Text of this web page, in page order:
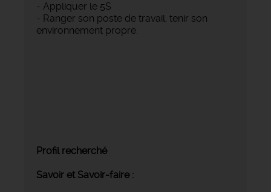
- Appliquer le 5S
- Ranger son poste de travail, tenir son
environnement propre.
Profil recherché
Savoir et Savoir-faire :